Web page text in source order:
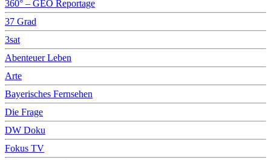
360° – GEO Reportage
37 Grad
3sat
Abenteuer Leben
Arte
Bayerisches Fernsehen
Die Frage
DW Doku
Fokus TV